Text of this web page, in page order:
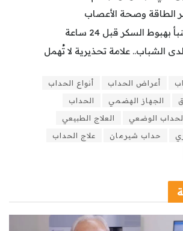
السكر قبل 24 ساعة
الشباب.. علامة تحذيرية لا تُهمل
أعراض الحداب
أنواع الحداب
الجهاز الهضمي
الحداب
الوضعي
العلاج الطبيعي
حداب شيرمان
علاج الحداب